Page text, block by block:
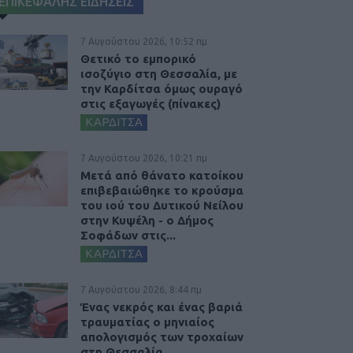
7 Αυγούστου 2026, 10:52 πμ
Θετικό το εμπορικό
ισοζύγιο στη Θεσσαλία, με
την Καρδίτσα όμως ουραγό
στις εξαγωγές (πίνακες)
ΚΑΡΔΙΤΣΑ
7 Αυγούστου 2026, 10:21 πμ
Μετά από θάνατο κατοίκου
επιβεβαιώθηκε το κρούσμα
του ιού του Δυτικού Νείλου
στην Κυψέλη - ο Δήμος
Σοφάδων στις...
ΚΑΡΔΙΤΣΑ
7 Αυγούστου 2026, 8:44 πμ
Ένας νεκρός και ένας βαριά
τραυματίας ο μηνιαίος
απολογισμός των τροχαίων